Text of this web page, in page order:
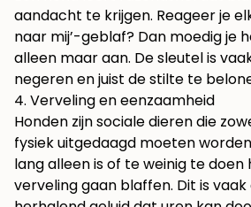
aandacht te krijgen. Reageer je
naar mij’-geblaf? Dan moedig je
alleen maar aan. De sleutel is
negeren en juist de stilte te
4. Verveling en eenzaamheid
Honden zijn sociale dieren die
fysiek uitgedaagd moeten
lang alleen is of te weinig te
verveling gaan blaffen. Dit is